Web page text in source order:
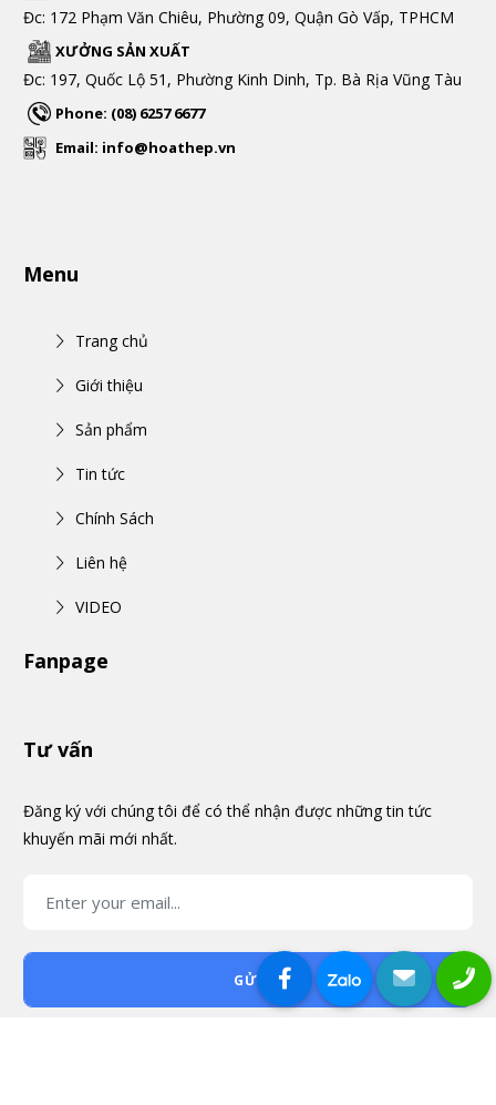
Đc: 172 Phạm Văn Chiêu, Phường 09, Quận Gò Vấp, TPHCM
XƯỞNG SẢN XUẤT
Đc: 197, Quốc Lộ 51, Phường Kinh Dinh, Tp. Bà Rịa Vũng Tàu
Phone: (08) 6257 6677
Email: info@hoathep.vn
Menu
Trang chủ
Giới thiệu
Sản phẩm
Tin tức
Chính Sách
Liên hệ
VIDEO
Fanpage
Tư vấn
Đăng ký với chúng tôi để có thể nhận được những tin tức
khuyến mãi mới nhất.
GỬI